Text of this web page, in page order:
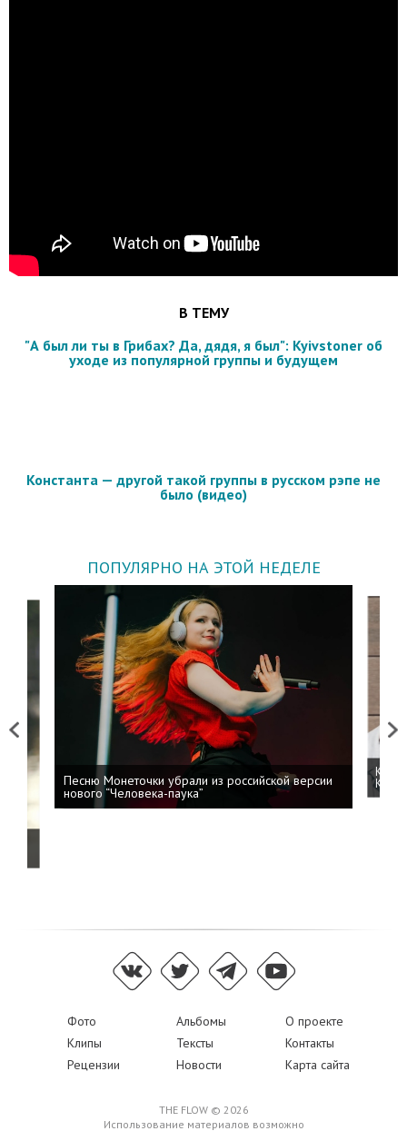
В ТЕМУ
"А был ли ты в Грибах? Да, дядя, я был": Kyivstoner об
уходе из популярной группы и будущем
Константа — другой такой группы в русском рэпе не
было (видео)
ПОПУЛЯРНО НА ЭТОЙ НЕДЕЛЕ
Previous
Песню Монеточки убрали из российской версии
нового “Человека-паука”
Next
Фото Альбомы
О проекте
Клипы
Тексты
Контакты
Рецензии
Новости Карта сайта
THE FLOW © 2026
Использование материалов возможно